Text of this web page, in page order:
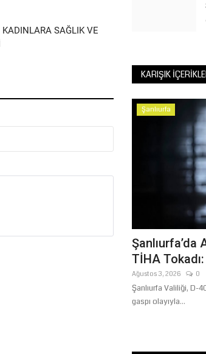
SAĞLIK VE
KARIŞIK
Şanlıurfa
Şanlıurfa’da
TİHA
Ağustos 3, 2026 0
Şanlıurfa Valiliği, D-
gaspı olayıyla...